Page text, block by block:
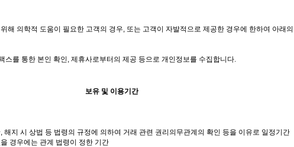
의학적 도움이 필요한 고객의 경우, 또는 고객이 자발적으로 제공한 경우에 한하여 아래의
를 통한 본인 확인, 제휴사로부터의 제공 등으로 개인정보를 수집합니다.
보유 및 이용기간
해지 시 상법 등 법령의 규정에 의하여 거래 관련 권리의무관계의 확인 등을 이유로 일정기간
경우에는 관계 법령이 정한 기간